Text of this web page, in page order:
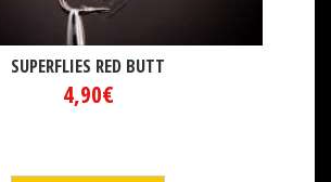
SUPERFLIES RED BUTT
4,90€